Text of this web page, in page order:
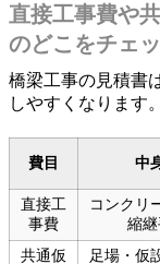
直接工事費や
のどこをチェ
橋梁工事の見積書
しやすくなります。
費目 中
直接工
事費
コンクリ
縮
共通仮
足場・仮